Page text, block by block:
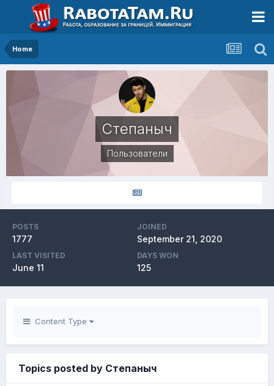
Home
Степаныч
Пользователи
POSTS
1777
JOINED
September 21, 2020
LAST VISITED
June 11
DAYS WON
125
Content Type
Topics posted by Степаныч